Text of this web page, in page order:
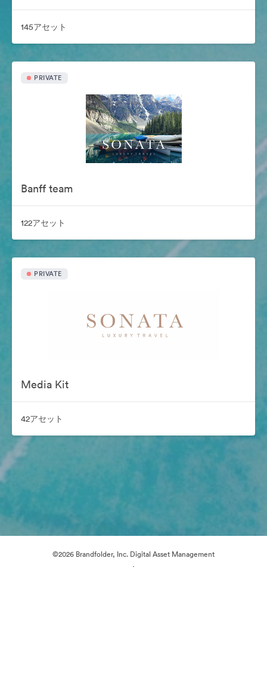
145アセット
PRIVATE
Banff team
122アセット
PRIVATE
Media Kit
42アセット
©2026 Brandfolder, Inc. Digital Asset Management
·